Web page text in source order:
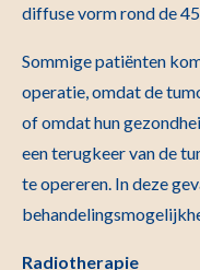
diffuse vorm rond de
Sommige patiënten
operatie, omdat de
of omdat hun
een terugkeer van de
te opereren. In deze
Radiotherapie